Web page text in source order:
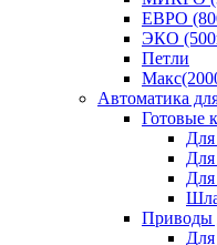
ЕВРО
ЭКО
Петли
Автоматика
Готовые
Приводы